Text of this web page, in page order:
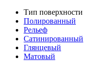
Тип поверхности
Полированный
Рельеф
Сатинированный
Глянцевый
Матовый